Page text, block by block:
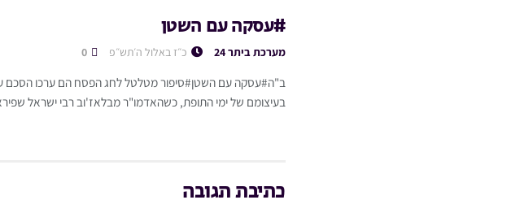
#עסקה עם השטן
מערכת ביתר 24 כ״ז באלול ה׳תש״פ
ב"ה#עסקה עם השטן#סיפור מטלטל לחג הפסח הם ערכו הסכם
בעיצומם של ימי התופת, כשהאדמו"ר מבלאז'וב רבי ישראל
כתיבת תגובה